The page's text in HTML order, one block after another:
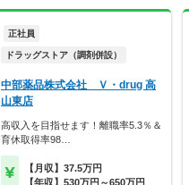
正社員
ドラッグストア（調剤併設）
中部薬品株式会社 Ｖ・drug 高
山東店
高収入を目指せます！離職率5.3％＆
育休取得率98…
【月収】37.5万円
【年収】530万円～650万円